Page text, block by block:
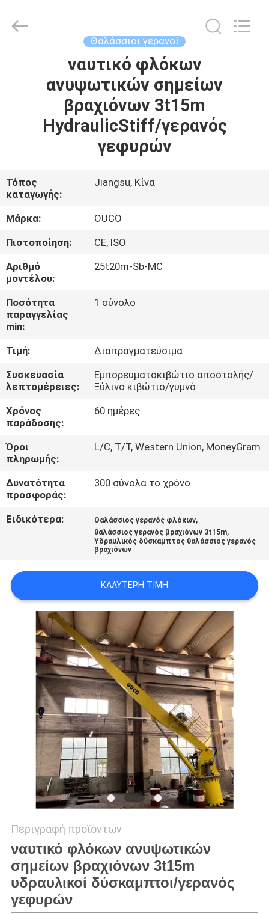
ΠΡΟΪΌΝΤΑ
ΒΊΝΤΕΟ
ΕΜΦΆΝΙΣΗ
VR
ΣΧΕΤΙΚΆ
ΜΕ
ΕΜΆΣ
ΕΠΙΣΚΈΨΕΙΣ
ΕΡΓΟΣΤΆΣΙΟ
ΈΛΕΓΧΟΣ
ΠΟΙΌΤΗΤΑΣ
ΕΙΔΉΣΕΙΣ
ΥΠΟΘΈΣΕΙΣ
SITEMAP
ΠΟΛΙΤΙΚΉ
ΑΠΟΡΡΉΤΟΥ
GROUP
Θαλάσσιοι γερανοί
ναυτικό φλόκων
ανυψωτικών σημείων
βραχιόνων 3t15m
HydraulicStiff/γερανός
γεφυρών
Τόπος
καταγωγής:
Jiangsu, Κίνα
Μάρκα:
OUCO
Πιστοποίηση:
CE, ISO
Αριθμό
μοντέλου:
25t20m-Sb-MC
Ποσότητα
παραγγελίας
min:
1 σύνολο
Τιμή:
Διαπραγματεύσιμα
Συσκευασία
λεπτομέρειες:
Εμπορευματοκιβώτιο αποστολής/
Ξύλινο κιβώτιο/γυμνό
Χρόνος
παράδοσης:
60 ημέρες
Όροι
πληρωμής:
L/C, T/T, Western Union, MoneyGram
Δυνατότητα
προσφοράς:
300 σύνολα το χρόνο
Ειδικότερα: Θαλάσσιος γερανός φλόκων,
θαλάσσιος γερανός βραχιόνων 3t15m,
Υδραυλικός δύσκαμπτος θαλάσσιος γερανός
βραχιόνων
ΚΑΛΎΤΕΡΗ ΤΙΜΉ
Περιγραφή προϊόντων
ναυτικό φλόκων ανυψωτικών
σημείων βραχιόνων 3t15m
υδραυλικοί δύσκαμπτοι/γερανός
γεφυρών